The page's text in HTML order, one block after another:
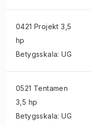
0421 Projekt 3,5
hp
Betygsskala: UG
0521 Tentamen
3,5 hp
Betygsskala: UG